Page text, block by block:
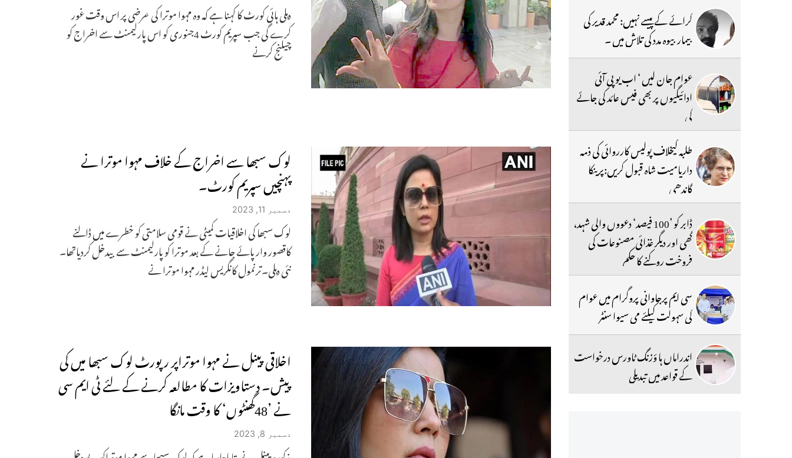
دہلی ہائی کورٹ کا کہنا ہے کہ وہ مہوا موترا کی عرضی پر اس وقت غور
کرے گی جب سپریم کورٹ 4جنوری کو اس پارلیمنٹ سے اخراج کو
چیلنج کرنے
لوک سبھا سے اخراج کے خلاف مہوا موترا نے
پہنچیں سپریم کورٹ۔
دسمبر 11, 2023
لوک سبھا کی اخلاقیات کمیٹی نے قومی سلامتی کو خطرے میں ڈالنے
کاقصور وار پائے جانے کے بعد موترا کو پارلیمنٹ سے بیدخل کردیاتھا۔
نئی دہلی۔ترنمول کانگریس لیڈر مہوا موترا نے
اخلاقی پینل نے مہوا موتراپر رپورٹ لوک سبھا میں کی
پیش۔ دستاویزات کا مطالعہ کرنے کے لئے ٹی ایم سی
نے ’48گھنٹوں‘ کا وقت مانگا
دسمبر 8, 2023
کرائے کے پیسے نہیں: محمد قدیر کی
بیمار بیوہ مدد کی تلاش میں ۔
عوام جان لیں ‘ اب یو پی آئی
ادائیگیوں پر بھی فیس عائد کی جائے
گی
طلبہ کیخلاف پولیس کارروائی کی ذمہ
داریامیت شاہ قبول کریں:پرینکا
گاندھی
ڈابر کو ’100 فیصد‘ دعووں والی شہد،
گھی اور دیگر غذائی مصنوعات کی
فروخت روکنے کا حکم
سی ایم پرجاوانی پروگرام میں عوام
کی سہولت کیلئے می سیوا سنٹر
اندراماں ہا ؤزنگ ٹاورس درخواست
کے قواعد میں تبدیلی